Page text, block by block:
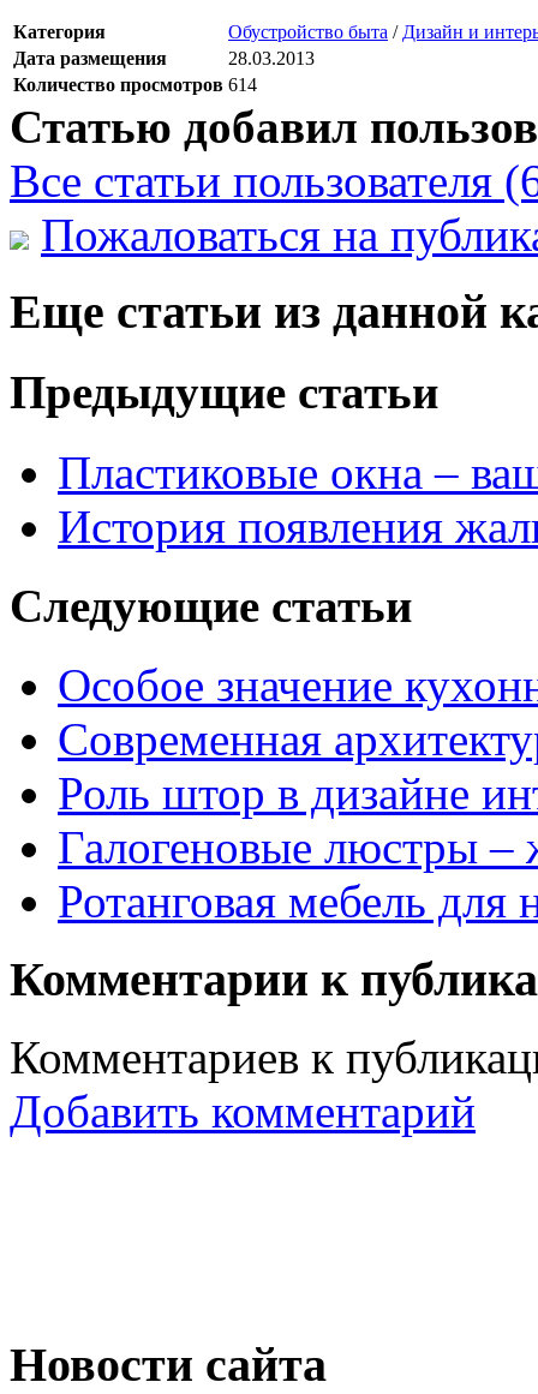
Категория Обустройство быта / Дизайн и
Дата размещения
28.03.2013
Количество просмотров 614
Статью добавил
Все статьи пользователя
Пожаловаться на
Еще статьи из данной
Предыдущие статьи
Пластиковые окна –
История появления
Следующие статьи
Особое значение
Современная
Роль штор в дизайне
Галогеновые люстры –
Ротанговая мебель для
Комментарии к
Комментариев к
Добавить комментарий
Новости сайта